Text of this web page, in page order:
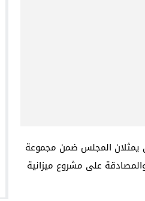
يمثلان المجلس ضمن مجموعة
على مشروع ميزانية